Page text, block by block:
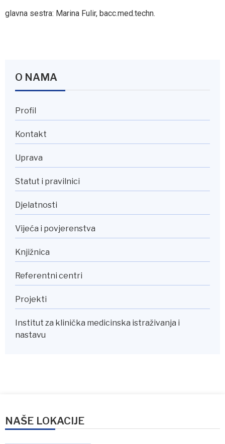
glavna sestra: Marina Fulir, bacc.med.techn.
O NAMA
Profil
Kontakt
Uprava
Statut i pravilnici
Djelatnosti
Vijeća i povjerenstva
Knjižnica
Referentni centri
Projekti
Institut za klinička medicinska istraživanja i
nastavu
NAŠE LOKACIJE